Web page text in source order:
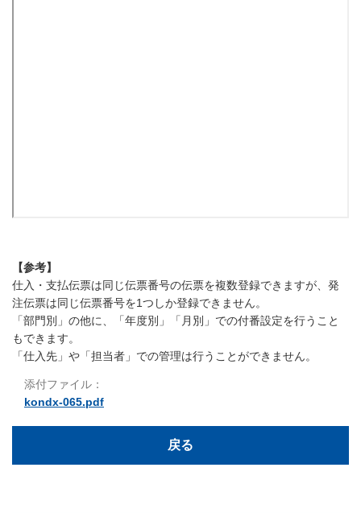
【参考】
仕入・支払伝票は同じ伝票番号の伝票を複数登録できますが、発
注伝票は同じ伝票番号を1つしか登録できません。
「部門別」の他に、「年度別」「月別」での付番設定を行うこと
もできます。
「仕入先」や「担当者」での管理は行うことができません。
添付ファイル：
kondx-065.pdf
戻る